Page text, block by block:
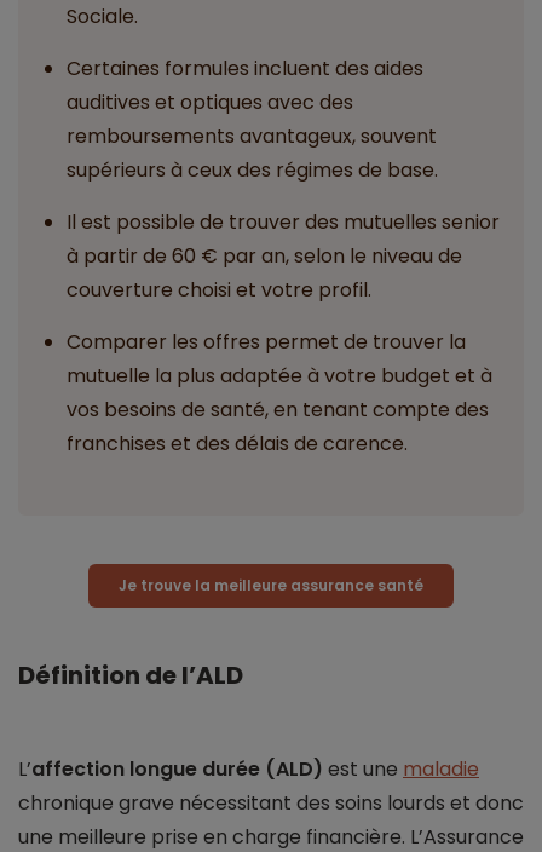
Sociale.
Certaines formules incluent des aides
auditives et optiques avec des
remboursements avantageux, souvent
supérieurs à ceux des régimes de base.
Il est possible de trouver des mutuelles senior
à partir de 60 € par an, selon le niveau de
couverture choisi et votre profil.
Comparer les offres permet de trouver la
mutuelle la plus adaptée à votre budget et à
vos besoins de santé, en tenant compte des
franchises et des délais de carence.
Je trouve la meilleure assurance santé
Définition de l’ALD
L’affection longue durée (ALD) est une maladie
chronique grave nécessitant des soins lourds et donc
une meilleure prise en charge financière. L’Assurance